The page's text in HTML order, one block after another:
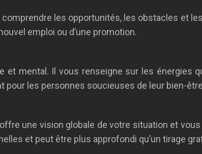
les opportunités, les obstacles et
emploi ou d’une promotion.
et mental. Il vous renseigne sur les énergies
pour les personnes soucieuses de leur bien-
une vision globale de votre situation et
et peut être plus approfondi qu’un tirage